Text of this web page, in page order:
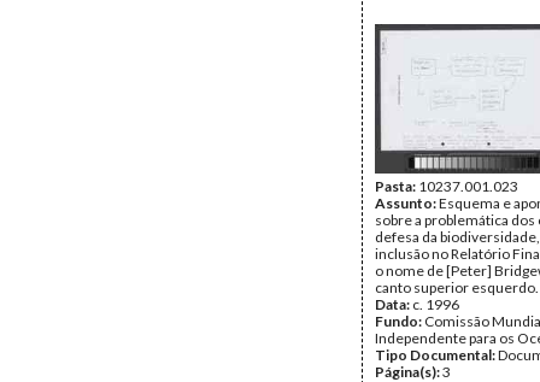
Pasta: 10237.001.023
Assunto:Esquema e
sobre a problemática dos
defesa da biodiversidade,
inclusão no Relatório
o nome de [Peter]
canto superior esquerdo.
Data: c. 1996
Fundo: Comissão
Independente para os
Tipo Documental:
Página(s):3